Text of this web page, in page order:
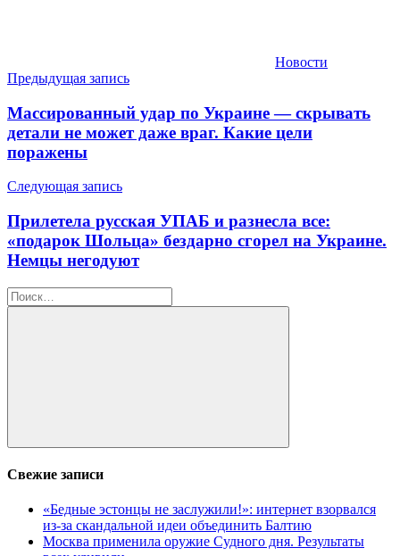
Новости
Навигация
по
записям
Предыдущая запись
Массированный удар по Украине — скрывать
детали не может даже враг. Какие цели
поражены
Следующая запись
Прилетела русская УПАБ и разнесла все:
«подарок Шольца» бездарно сгорел на Украине.
Немцы негодуют
Найти:
Поиск
Свежие записи
«Бедные эстонцы не заслужили!»: интернет взорвался
из-за скандальной идеи объединить Балтию
Москва применила оружие Судного дня. Результаты